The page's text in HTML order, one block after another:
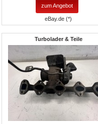
zum Angebot
eBay.de (*)
Turbolader & Teile